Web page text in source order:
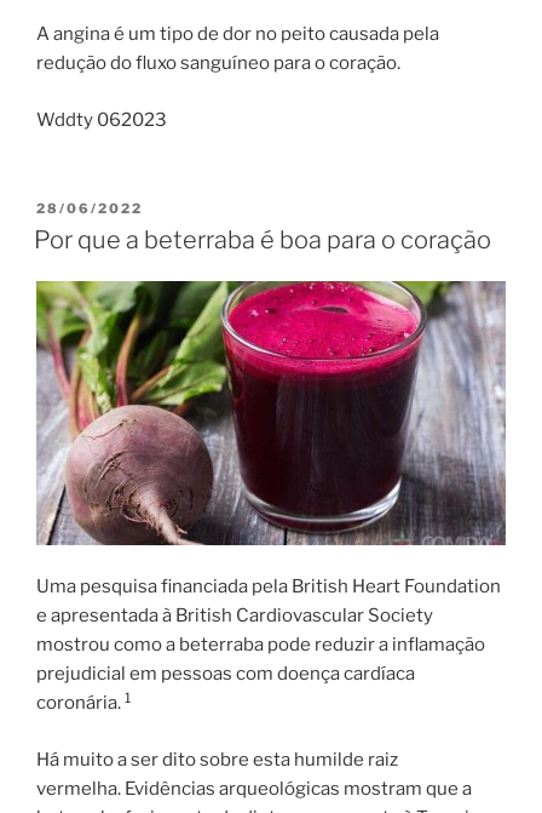
A angina é um tipo de dor no peito causada pela
redução do fluxo sanguíneo para o coração.
Wddty 062023
PUBLICADO
EM
28/06/2022
Por que a beterraba é boa para o coração
Uma pesquisa financiada pela British Heart Foundation
e apresentada à British Cardiovascular Society
mostrou como a beterraba pode reduzir a inflamação
prejudicial em pessoas com doença cardíaca
coronária. 1
Há muito a ser dito sobre esta humilde raiz
vermelha. Evidências arqueológicas mostram que a